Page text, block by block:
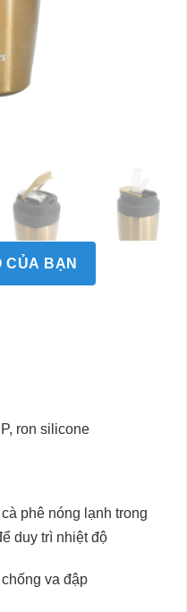
CỦA BẠN
ron silicone
phê nóng lạnh trong
duy trì nhiệt độ
va đập